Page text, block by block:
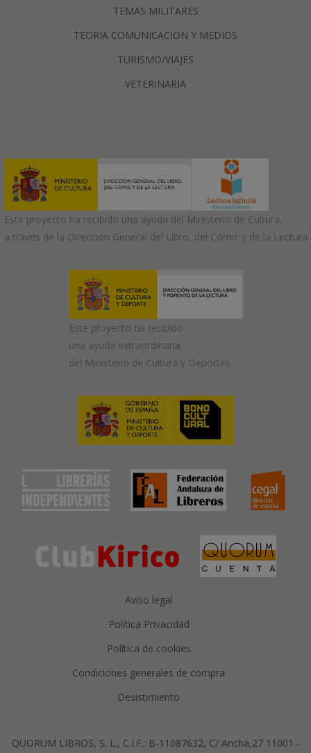
TEMAS MILITARES
TEORIA COMUNICACION Y MEDIOS
TURISMO/VIAJES
VETERINARIA
Este proyecto ha recibido una ayuda del Ministerio de Cultura,
a través de la Dirección General del Libro, del Cómic y de la Lectura
Este proyecto ha recibido
una ayuda extraordinaria
del Ministerio de Cultura y Deportes
Aviso legal
Política Privacidad
Política de cookies
Condiciones generales de compra
Desistimiento
QUORUM LIBROS, S. L., C.I.F.: B-11087632, C/ Ancha,27 11001 -